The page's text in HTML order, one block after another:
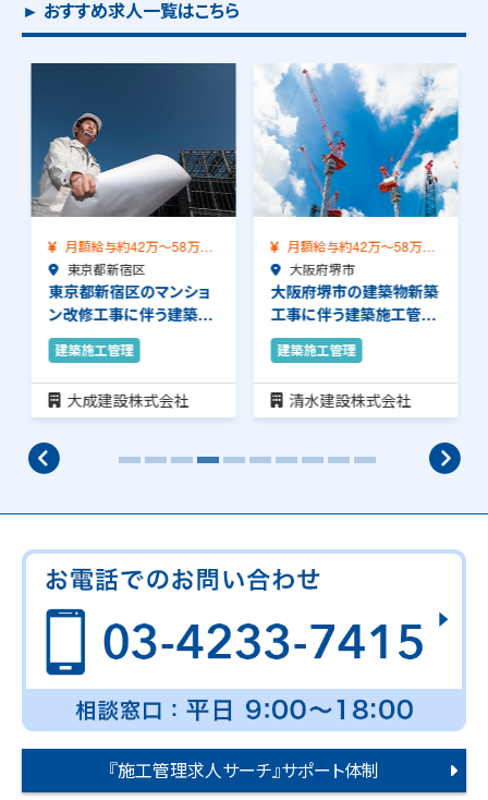
► おすすめ求人一覧はこちら
月額給与約42万～58万
（前職給与保証）…
東京都新宿区
東京都新宿区のマンショ
ン改修工事に伴う建築施
工管理のお仕事で…
建築施工管理
大成建設株式会社
月額給与約42万～58万
（前職給与保証）…
大阪府堺市
大阪府堺市の建築物新築
工事に伴う建築施工管理
のお仕事です。品…
建築施工管理
清水建設株式会社
『施工管理求人サーチ』サポート体制